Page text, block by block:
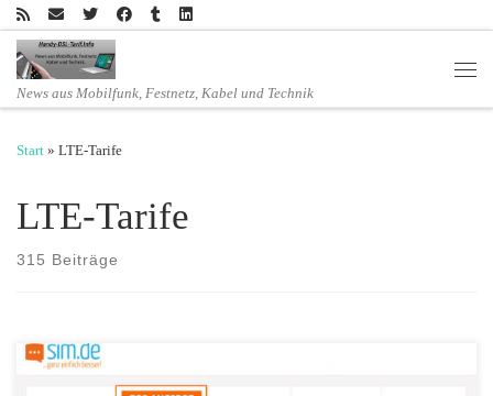
Zum Inhalt springen
News aus Mobilfunk, Festnetz, Kabel und Technik
Start » LTE-Tarife
LTE-Tarife
315 Beiträge